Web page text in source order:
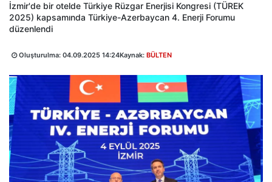
İzmir'de bir otelde Türkiye Rüzgar Enerjisi Kongresi (TÜREK
2025) kapsamında Türkiye-Azerbaycan 4. Enerji Forumu
düzenlendi
Oluşturulma: 04.09.2025 14:24Kaynak: BÜLTEN